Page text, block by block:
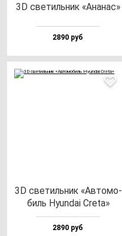
3D све­тиль­ник «Ана­нас»
2890 руб
3D све­тиль­ник «Авто­мо­
биль Hyun­dai Cre­ta»
2890 руб